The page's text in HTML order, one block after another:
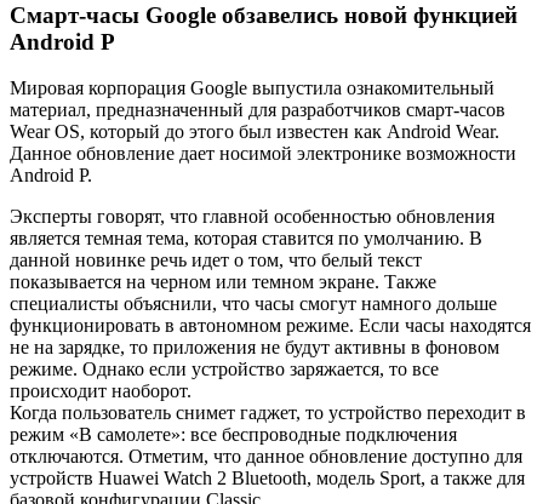
Смарт-часы Google обзавелись новой функцией
Android P
Мировая корпорация Google выпустила ознакомительный
материал, предназначенный для разработчиков смарт-часов
Wear OS, который до этого был известен как Android Wear.
Данное обновление дает носимой электронике возможности
Android P.
Эксперты говорят, что главной особенностью обновления
является темная тема, которая ставится по умолчанию. В
данной новинке речь идет о том, что белый текст
показывается на черном или темном экране. Также
специалисты объяснили, что часы смогут намного дольше
функционировать в автономном режиме. Если часы находятся
не на зарядке, то приложения не будут активны в фоновом
режиме. Однако если устройство заряжается, то все
происходит наоборот.
Когда пользователь снимет гаджет, то устройство переходит в
режим «В самолете»: все беспроводные подключения
отключаются. Отметим, что данное обновление доступно для
устройств Huawei Watch 2 Bluetooth, модель Sport, а также для